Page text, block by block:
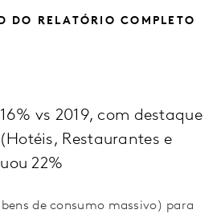
DO RELATÓRIO COMPLETO
vs 2019, com destaque
Restaurantes e
22%
de consumo massivo) para